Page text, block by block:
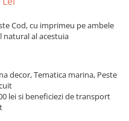
Cod, cu imprimeu pe ambele
al acestuia
decor, Tematica marina, Peste
lei si beneficiezi de transport